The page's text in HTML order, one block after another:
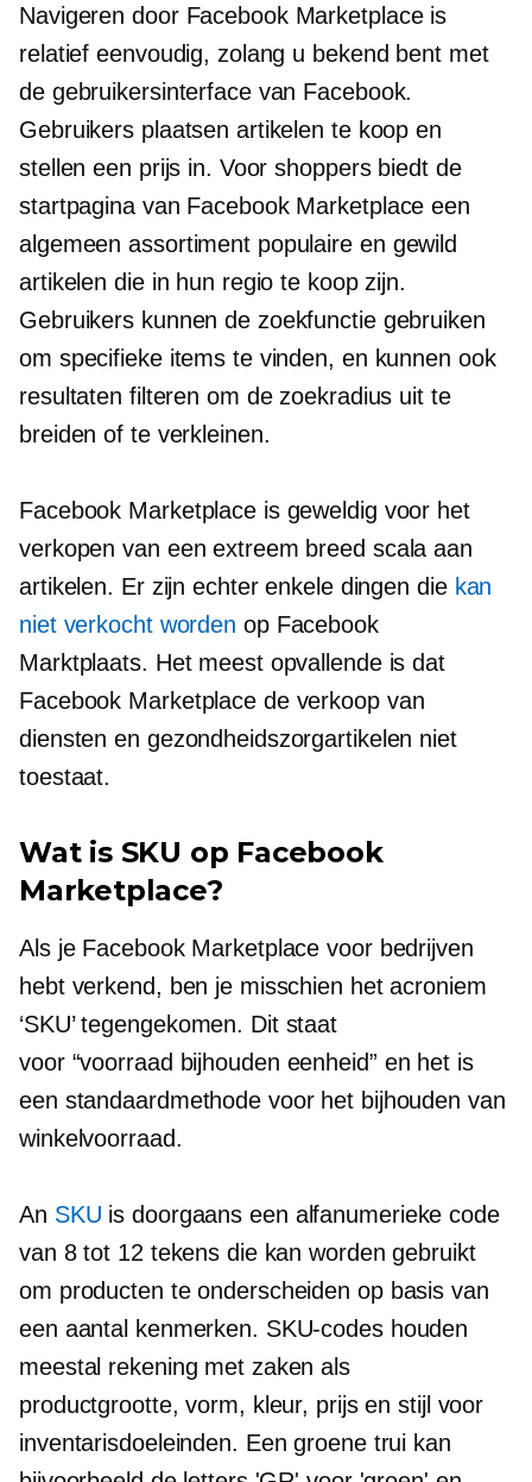
Navigeren door Facebook Marketplace is
relatief eenvoudig, zolang u bekend bent met
de gebruikersinterface van Facebook.
Gebruikers plaatsen artikelen te koop en
stellen een prijs in. Voor shoppers biedt de
startpagina van Facebook Marketplace een
algemeen assortiment populaire en gewild
artikelen die in hun regio te koop zijn.
Gebruikers kunnen de zoekfunctie gebruiken
om specifieke items te vinden, en kunnen ook
resultaten filteren om de zoekradius uit te
breiden of te verkleinen.
Facebook Marketplace is geweldig voor het
verkopen van een extreem breed scala aan
artikelen. Er zijn echter enkele dingen die kan
niet verkocht worden op Facebook
Marktplaats. Het meest opvallende is dat
Facebook Marketplace de verkoop van
diensten en gezondheidszorgartikelen niet
toestaat.
Wat is SKU op Facebook
Marketplace?
Als je Facebook Marketplace voor bedrijven
hebt verkend, ben je misschien het acroniem
‘SKU’ tegengekomen. Dit staat
voor “voorraad bijhouden eenheid” en het is
een standaardmethode voor het bijhouden van
winkelvoorraad.
An SKU is doorgaans een alfanumerieke code
van 8 tot 12 tekens die kan worden gebruikt
om producten te onderscheiden op basis van
een aantal kenmerken. SKU-codes houden
meestal rekening met zaken als
productgrootte, vorm, kleur, prijs en stijl voor
inventarisdoeleinden. Een groene trui kan